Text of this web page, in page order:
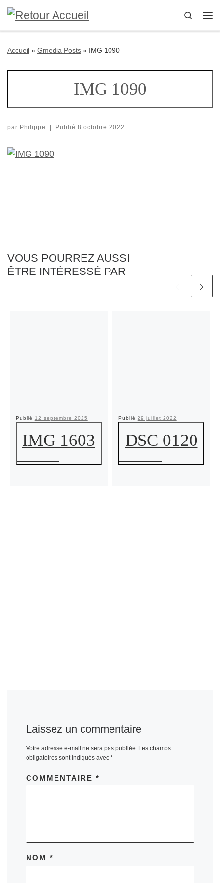
Passer au contenu
Search
Accueil » Gmedia Posts » IMG 1090
IMG 1090
par Philippe Publié 8 octobre 2022
VOUS POURREZ AUSSI
ÊTRE INTÉRESSÉ PAR
Publié 12 septembre 2025
IMG 1603
Publié 29 juillet 2022
DSC 0120
Laissez un commentaire
Votre adresse e-mail ne sera pas publiée. Les champs
obligatoires sont indiqués avec *
COMMENTAIRE *
NOM *